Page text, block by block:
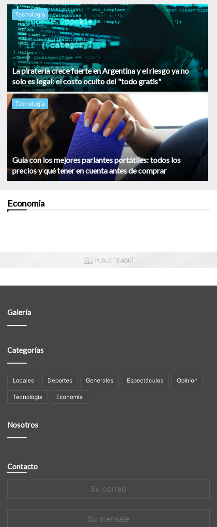
Tecnología
La piratería crece fuerte en Argentina y el riesgo ya no
solo es legal: el costo oculto del "todo gratis"
Tecnología
Guía con los mejores parlantes portátiles: todos los
precios y qué tener en cuenta antes de comprar
Economía
Galería
Categorías
Locales Deportes Generales Espectáculos Opinion
Tecnología Economía
Nosotros
Contacto